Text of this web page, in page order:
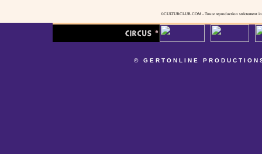
©CULTURCLUB.COM - Toute reproduction strictement
© GERTONLINE